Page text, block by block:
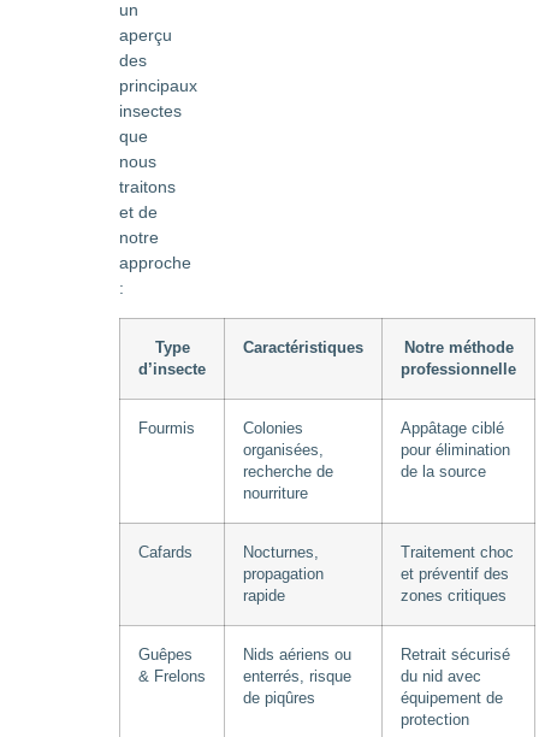
un
aperçu
des
principaux
insectes
que
nous
traitons
et de
notre
approche
:
Type
d’insecte
Caractéristiques
Notre méthode
professionnelle
Fourmis
Colonies
organisées,
recherche de
nourriture
Appâtage ciblé
pour élimination
de la source
Cafards
Nocturnes,
propagation
rapide
Traitement choc
et préventif des
zones critiques
Guêpes
& Frelons
Nids aériens ou
enterrés, risque
de piqûres
Retrait sécurisé
du nid avec
équipement de
protection